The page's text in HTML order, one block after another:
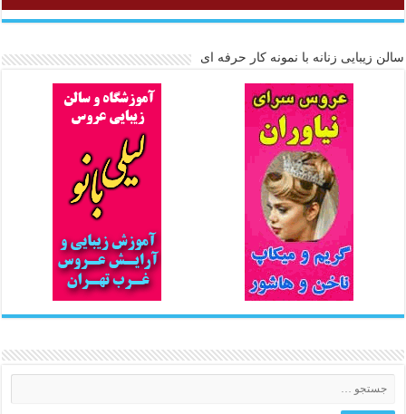
سالن زیبایی زنانه با نمونه کار حرفه ای